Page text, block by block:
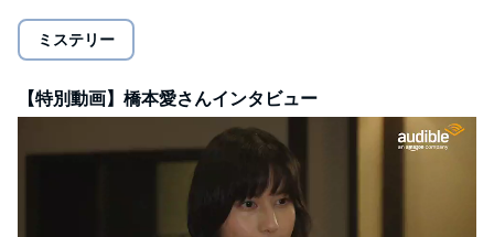
ミステリー
【特別動画】橋本愛さんインタビュー